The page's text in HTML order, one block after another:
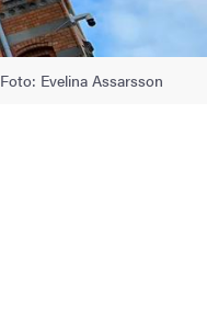
Foto: Evelina Assarsson